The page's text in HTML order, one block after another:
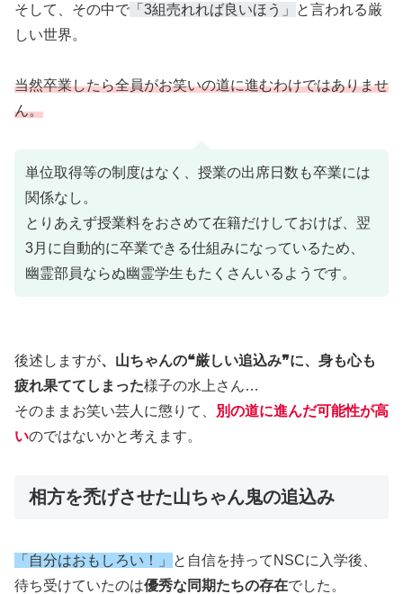
そして、その中で 「3組売れれば良いほう」
と言われる厳
しい世界。
当然卒業したら全員がお笑いの道に進むわけではありませ
ん。
単位取得等の制度はなく、授業の出席日数も卒業には
関係なし。
とりあえず授業料をおさめて在籍だけしておけば、翌
3月に自動的に卒業できる仕組みになっているため、
幽霊部員ならぬ幽霊学生もたくさんいるようです。
後述しますが、山ちゃんの❝厳しい追込み❞に、身も心も
疲れ果ててしまった様子の水上さん…
そのままお笑い芸人に懲りて、
別の道に進んだ可能性が高
いのではないかと考えます。
相方を禿げさせた山ちゃん鬼の追込み
「自分はおもしろい！」
と自信を持ってNSCに入学後、
待ち受けていたのは優秀な同期たちの存在でした。